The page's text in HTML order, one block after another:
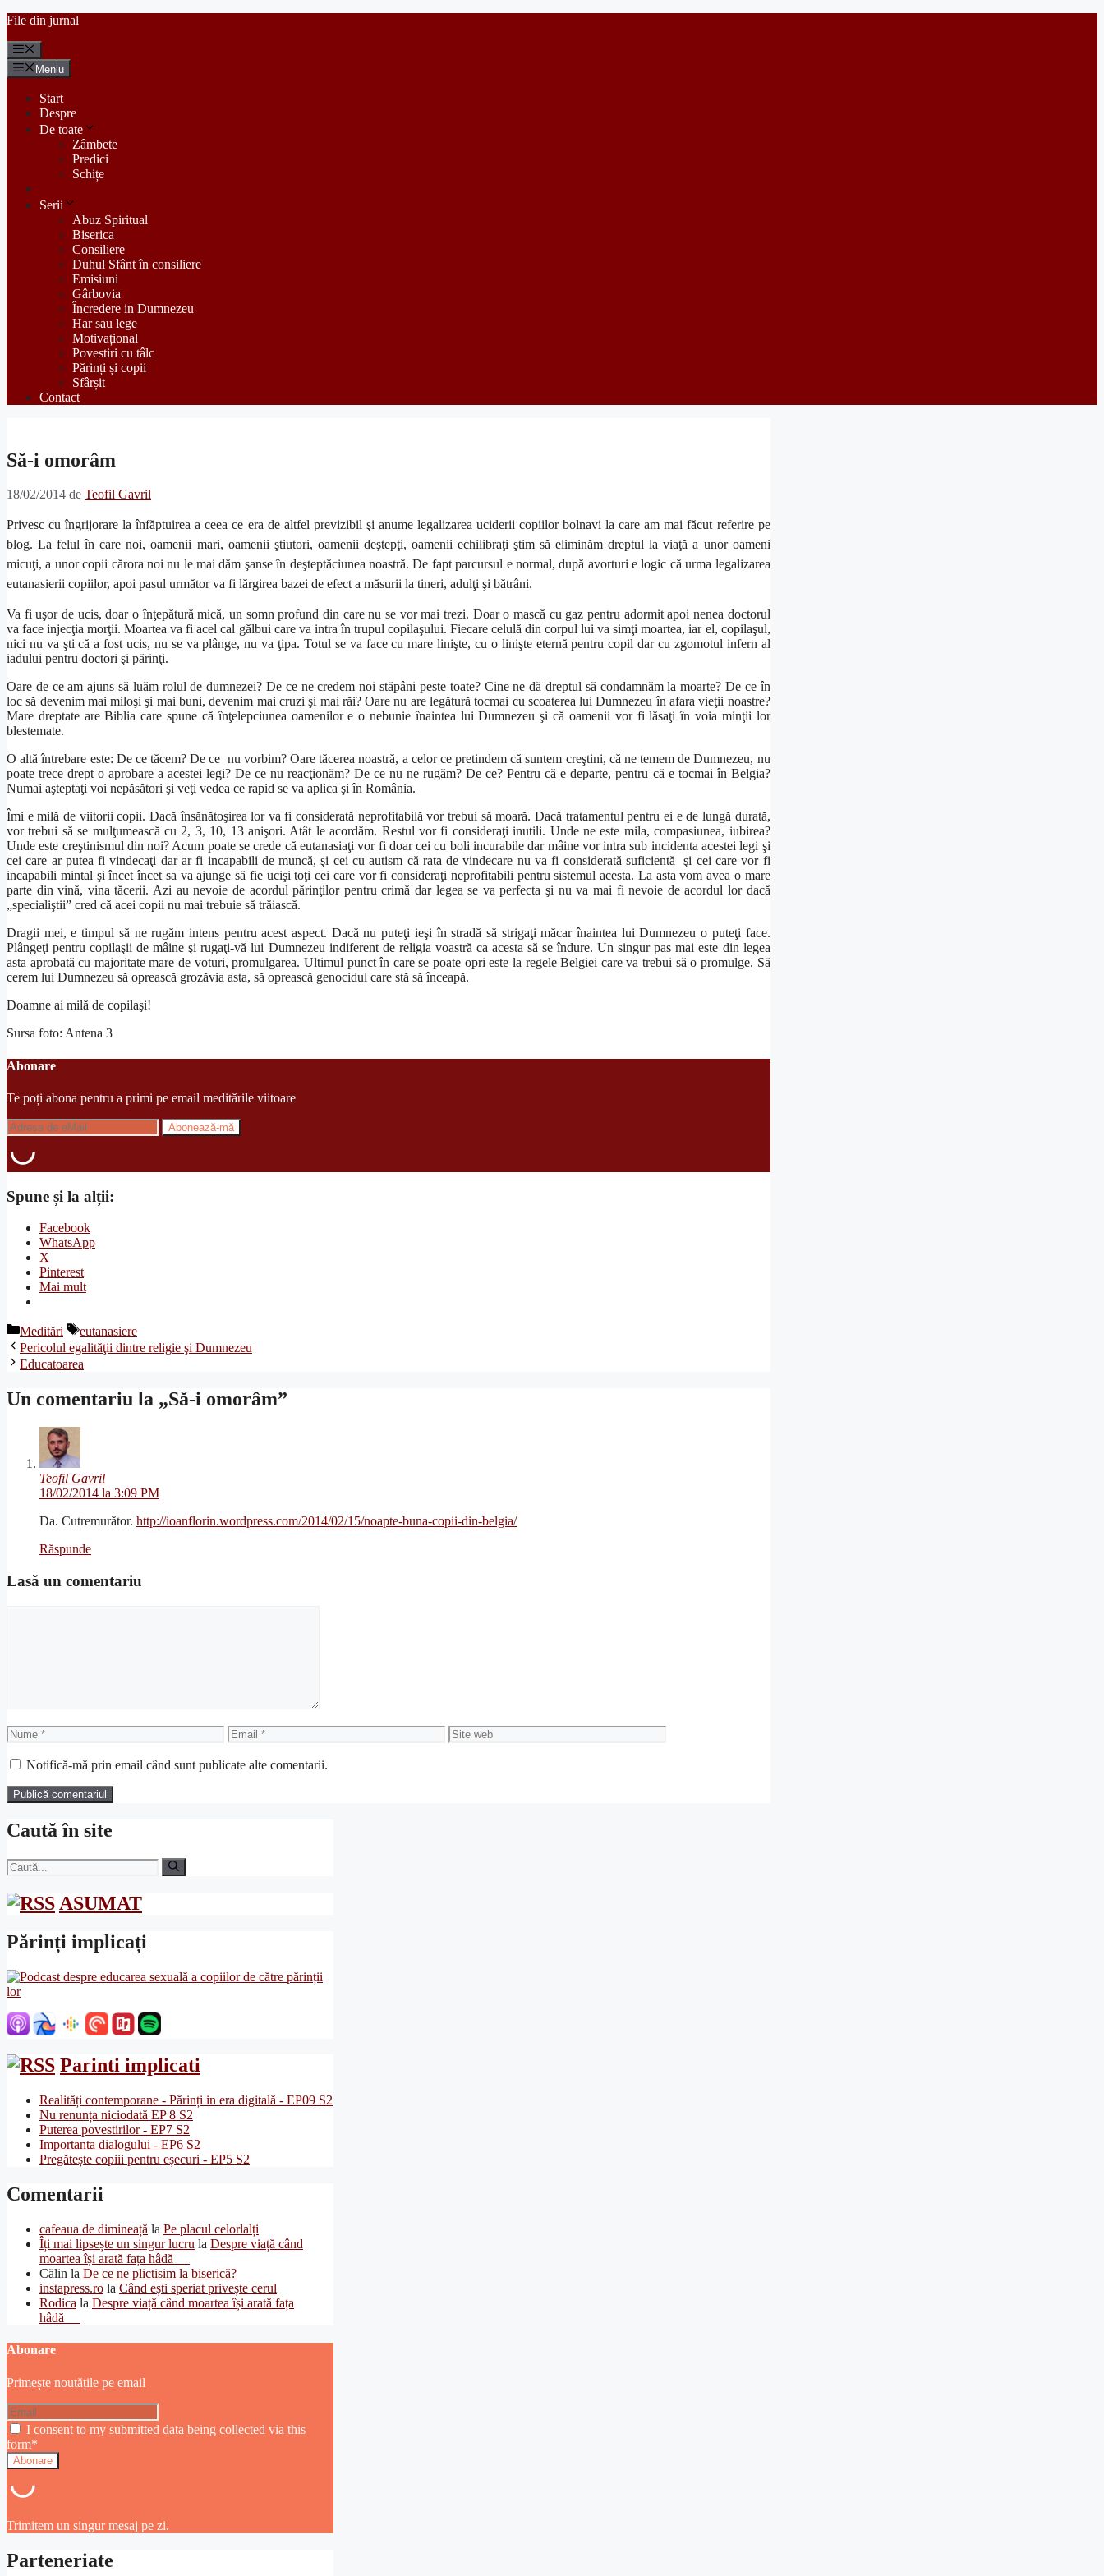
Sari
conținut
File din jurnal
Meniu
Start
Despre
De toate
Zâmbete
Predici
Schițe
Serii
Abuz Spiritual
Biserica
Consiliere
Duhul Sfânt în consiliere
Emisiuni
Gârbovia
Încredere in Dumnezeu
Har sau lege
Motivațional
Povestiri cu tâlc
Părinți și copii
Sfârșit
Contact
Să-i omorâm
18/02/2014 de Teofil Gavril
Privesc cu îngrijorare la înfăptuirea a ceea ce era de altfel previzibil şi anume legalizarea uciderii copiilor bolnavi la care am mai făcut referire pe
blog. La felul în care noi, oamenii mari, oamenii ştiutori, oamenii deştepţi, oamenii echilibraţi ştim să eliminăm dreptul la viaţă a unor oameni
micuţi, a unor copii cărora noi nu le mai dăm şanse în deşteptăciunea noastră. De fapt parcursul e normal, după avorturi e logic că urma legalizarea
eutanasierii copiilor, apoi pasul următor va fi lărgirea bazei de efect a măsurii la tineri, adulţi şi bătrâni.
Va fi uşor de ucis, doar o înţepătură mică, un somn profund din care nu se vor mai trezi. Doar o mască cu gaz pentru adormit apoi nenea doctorul
va face injecţia morţii. Moartea va fi acel cal gălbui care va intra în trupul copilaşului. Fiecare celulă din corpul lui va simţi moartea, iar el, copilaşul,
nici nu va şti că a fost ucis, nu se va plânge, nu va ţipa. Totul se va face cu mare linişte, cu o linişte eternă pentru copil dar cu zgomotul infern al
iadului pentru doctori şi părinţi.
Oare de ce am ajuns să luăm rolul de dumnezei? De ce ne credem noi stăpâni peste toate? Cine ne dă dreptul să condamnăm la moarte? De ce în
loc să devenim mai miloşi şi mai buni, devenim mai cruzi şi mai răi? Oare nu are legătură tocmai cu scoaterea lui Dumnezeu în afara vieţii noastre?
Mare dreptate are Biblia care spune că înţelepciunea oamenilor e o nebunie înaintea lui Dumnezeu şi că oamenii vor fi lăsaţi în voia minţii lor
blestemate.
O altă întrebare este: De ce tăcem? De ce nu vorbim? Oare tăcerea noastră, a celor ce pretindem că suntem creştini, că ne temem de Dumnezeu, nu
poate trece drept o aprobare a acestei legi? De ce nu reacţionăm? De ce nu ne rugăm? De ce? Pentru că e departe, pentru că e tocmai în Belgia?
Numai aşteptaţi voi nepăsători şi veţi vedea ce rapid se va aplica şi în România.
Îmi e milă de viitorii copii. Dacă însănătoşirea lor va fi considerată neprofitabilă vor trebui să moară. Dacă tratamentul pentru ei e de lungă durată,
vor trebui să se mulţumească cu 2, 3, 10, 13 anişori. Atât le acordăm. Restul vor fi consideraţi inutili. Unde ne este mila, compasiunea, iubirea?
Unde este creştinismul din noi? Acum poate se crede că eutanasiaţi vor fi doar cei cu boli incurabile dar mâine vor intra sub incidenta acestei legi şi
cei care ar putea fi vindecaţi dar ar fi incapabili de muncă, şi cei cu autism că rata de vindecare nu va fi considerată suficientă şi cei care vor fi
incapabili mintal şi încet încet sa va ajunge să fie ucişi toţi cei care vor fi consideraţi neprofitabili pentru sistemul acesta. La asta vom avea o mare
parte din vină, vina tăcerii. Azi au nevoie de acordul părinţilor pentru crimă dar legea se va perfecta şi nu va mai fi nevoie de acordul lor dacă
„specialiştii” cred că acei copii nu mai trebuie să trăiască.
Dragii mei, e timpul să ne rugăm intens pentru acest aspect. Dacă nu puteţi ieşi în stradă să strigaţi măcar înaintea lui Dumnezeu o puteţi face.
Plângeţi pentru copilaşii de mâine şi rugaţi-vă lui Dumnezeu indiferent de religia voastră ca acesta să se îndure. Un singur pas mai este din legea
asta aprobată cu majoritate mare de voturi, promulgarea. Ultimul punct în care se poate opri este la regele Belgiei care va trebui să o promulge. Să
cerem lui Dumnezeu să oprească grozăvia asta, să oprească genocidul care stă să înceapă.
Doamne ai milă de copilaşi!
Sursa foto: Antena 3
Abonare
Te poți abona pentru a primi pe email meditările viitoare
Spune și la alții:
Facebook
WhatsApp
X
Pinterest
Mai mult
Categorii
Meditări Etichete
eutanasiere
Pericolul egalităţii dintre religie şi Dumnezeu
Educatoarea
Un comentariu la „Să-i omorâm”
Teofil Gavril
18/02/2014 la 3:09 PM
Da. Cutremurător. http://ioanflorin.wordpress.com/2014/02/15/noapte-buna-copii-din-belgia/
Răspunde
Lasă un comentariu
Nume Email
Site
web
Notifică-mă prin email când sunt publicate alte comentarii.
Caută în site
Caută
după:
ASUMAT
Părinți implicați
Parinti implicati
Realități contemporane - Părinți in era digitală - EP09 S2
Nu renunța niciodată EP 8 S2
Puterea povestirilor - EP7 S2
Importanta dialogului - EP6 S2
Pregătește copiii pentru eșecuri - EP5 S2
Comentarii
cafeaua de dimineață la Pe placul celorlalți
Îți mai lipsește un singur lucru la Despre viață când
moartea își arată fața hâdă
Călin la De ce ne plictisim la biserică?
instapress.ro la Când ești speriat privește cerul
Rodica la Despre viață când moartea își arată fața
hâdă
Abonare
Primește noutățile pe email
I consent to my submitted data being collected via this
form*
Trimitem un singur mesaj pe zi.
Parteneriate